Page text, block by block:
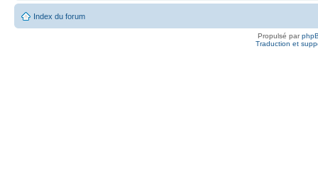
Index du forum
Propulsé par
Traduction et